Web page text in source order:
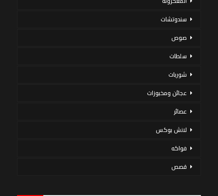
سندوتشات
صوص
سلطات
شوربات
عجائن ومخبوزات
عصائر
لانش بوكس
فواكه
قصص